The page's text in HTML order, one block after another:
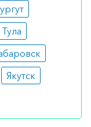
митотана
лет
площади
Тула
Якутск